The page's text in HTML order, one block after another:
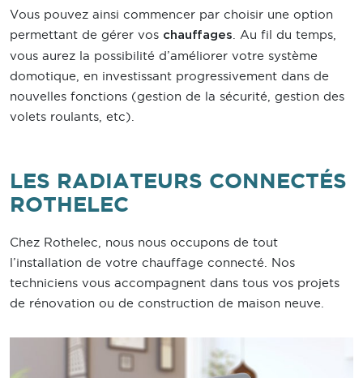
Vous pouvez ainsi commencer par choisir une option
permettant de gérer vos chauffages
. Au fil du temps,
vous aurez la possibilité d’améliorer votre système
domotique, en investissant progressivement dans de
nouvelles fonctions (gestion de la sécurité, gestion des
volets roulants, etc).
LES RADIATEURS CONNECTÉS
ROTHELEC
Chez Rothelec, nous nous occupons de tout
l’installation de votre chauffage connecté. Nos
techniciens vous accompagnent dans tous vos projets
de rénovation ou de construction de maison neuve.